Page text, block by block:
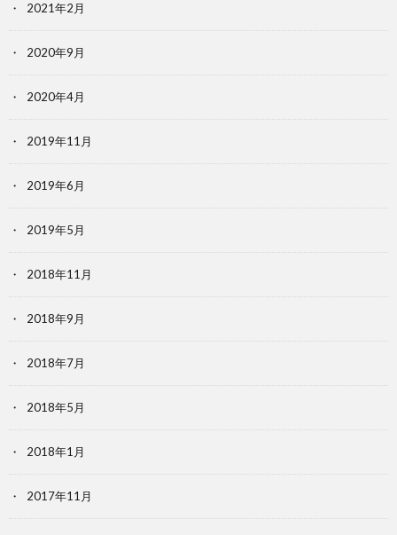
2021年2月
2020年9月
2020年4月
2019年11月
2019年6月
2019年5月
2018年11月
2018年9月
2018年7月
2018年5月
2018年1月
2017年11月